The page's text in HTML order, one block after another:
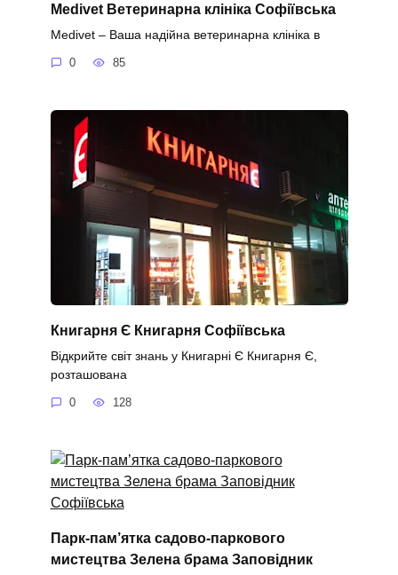
Medivet Ветеринарна клініка Софіївська
Medivet – Ваша надійна ветеринарна клініка в
0 85
Книгарня Є Книгарня Софіївська
Відкрийте світ знань у Книгарні Є Книгарня Є,
розташована
0 128
Парк-пам’ятка садово-паркового
мистецтва Зелена брама Заповідник